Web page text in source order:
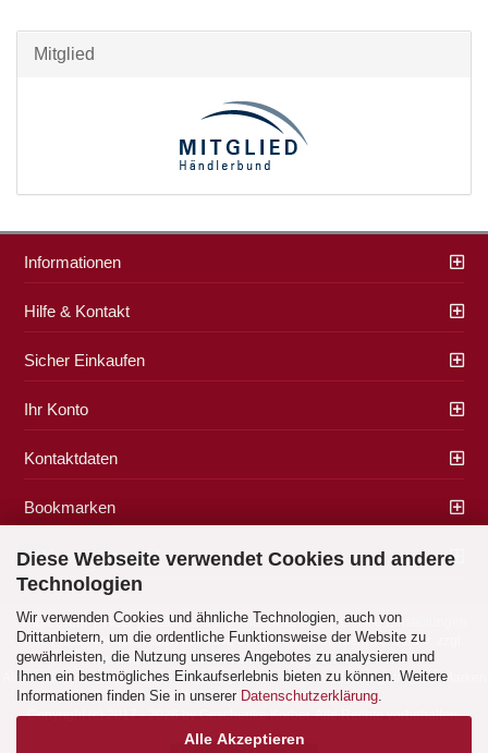
Diese Webseite verwendet Cookies und andere
Technologien
Wir verwenden Cookies und ähnliche Technologien, auch von
Drittanbietern, um die ordentliche Funktionsweise der Website zu
gewährleisten, die Nutzung unseres Angebotes zu analysieren und
Ihnen ein bestmögliches Einkaufserlebnis bieten zu können. Weitere
Informationen finden Sie in unserer Datenschutzerklärung.
Alle Akzeptieren
Mitglied
Informationen
Hilfe & Kontakt
Sicher Einkaufen
Ihr Konto
Kontaktdaten
Bookmarken
Zahlung & Versand
Impressum|AGB|Datenschutz|Widerrufsrecht| Cookie Einstellungen
Alle Preise verstehen sich inklusive der gesetzlichen Mehrwertsteuer, zzgl.
Versandkostensoweit nicht anders gekennzeichnet.
Alle Marken- und Produktbeschreibungen sind Marken oder eingetragene Marken
der entsprechenden Eigentümer.
Copyright (c) 2017 - 2026 by Geschenke Korber. Alle Rechte vorbehalten.